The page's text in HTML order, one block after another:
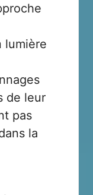
lumière
de leur
pas
la